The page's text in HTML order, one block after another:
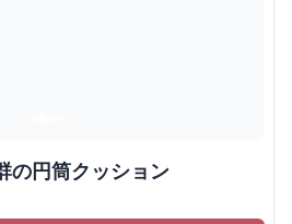
の円筒クッション